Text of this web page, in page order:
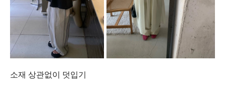
소재 상관없이 덧입기